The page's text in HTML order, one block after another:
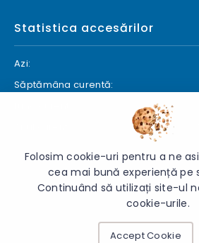
Statistica accesărilor
Azi:
Săptămâna curentă:
© 2026 Gimnaziul „Gheorghe
rezervate.
Folosim cookie-uri pentru a ne
cea mai bună experiență pe
Continuând să utilizați site-ul
cookie-urile.
Accept Cookie